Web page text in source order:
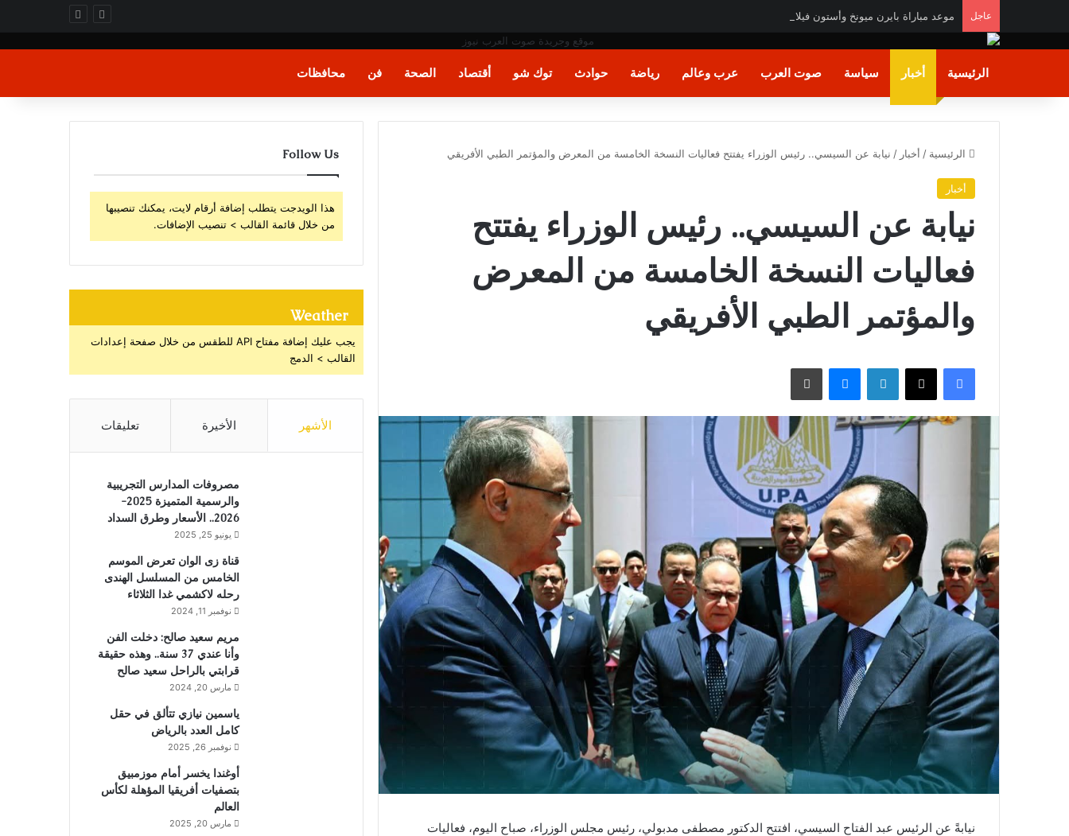
عاجل موعد مباراة بايرن ميونخ وأستون فيلا وديا والقنوات الناقلة
الرئيسية أخبار سياسة صوت العرب عرب وعالم رياضة حوادث توك شو أقتصاد الصحة فن محافظات
الرئيسية / أخبار / نيابة عن السيسي.. رئيس الوزراء يفتتح فعاليات النسخة الخامسة من المعرض والمؤتمر الطبي الأفريقي
أخبار
نيابة عن السيسي.. رئيس الوزراء يفتتح
فعاليات النسخة الخامسة من المعرض
والمؤتمر الطبي الأفريقي
فيسبوك X لينكدإن ماسنجر طباعة
نيابةً عن الرئيس عبد الفتاح السيسي، افتتح الدكتور مصطفى مدبولي، رئيس مجلس الوزراء، صباح اليوم، فعاليات
Follow Us
هذا الويدجت يتطلب إضافة أرقام لايت، يمكنك تنصيبها
من خلال قائمة القالب > تنصيب الإضافات.
Weather
يجب عليك إضافة مفتاح API للطقس من خلال صفحة إعدادات
القالب > الدمج
الأشهر الأخيرة تعليقات
مصروفات المدارس التجريبية
والرسمية المتميزة 2025-
2026.. الأسعار وطرق السداد
يونيو 25, 2025
قناة زى الوان تعرض الموسم
الخامس من المسلسل الهندى
رحله لاكشمي غدا الثلاثاء
نوفمبر 11, 2024
مريم سعيد صالح: دخلت الفن
وأنا عندي 37 سنة.. وهذه حقيقة
قرابتي بالراحل سعيد صالح
مارس 20, 2024
ياسمين نيازي تتألق في حقل
كامل العدد بالرياض
نوفمبر 26, 2025
أوغندا يخسر أمام موزمبيق
بتصفيات أفريقيا المؤهلة لكأس
العالم
مارس 20, 2025